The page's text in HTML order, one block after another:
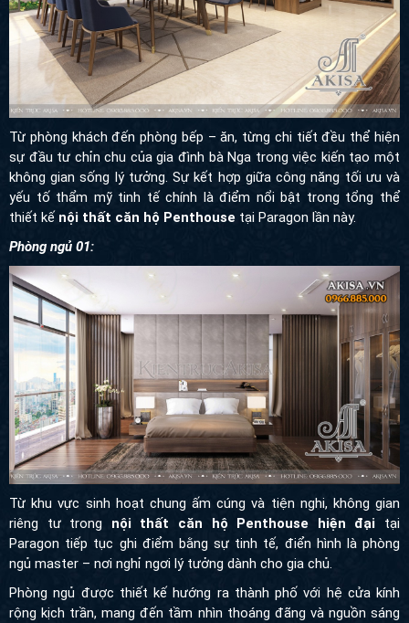
Từ phòng khách đến phòng bếp – ăn, từng chi tiết đều thể hiện
sự đầu tư chỉn chu của gia đình bà Nga trong việc kiến tạo một
không gian sống lý tưởng. Sự kết hợp giữa công năng tối ưu và
yếu tố thẩm mỹ tinh tế chính là điểm nổi bật trong tổng thể
thiết kế nội thất căn hộ Penthouse tại Paragon lần này.
Phòng ngủ 01:
Từ khu vực sinh hoạt chung ấm cúng và tiện nghi, không gian
riêng tư trong nội thất căn hộ Penthouse hiện đại tại
Paragon tiếp tục ghi điểm bằng sự tinh tế, điển hình là phòng
ngủ master – nơi nghỉ ngơi lý tưởng dành cho gia chủ.
Phòng ngủ được thiết kế hướng ra thành phố với hệ cửa kính
rộng kịch trần, mang đến tầm nhìn thoáng đãng và nguồn sáng